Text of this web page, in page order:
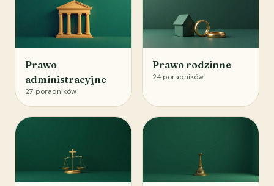
Prawo
administracyjne
27 poradników
Prawo rodzinne
24 poradników